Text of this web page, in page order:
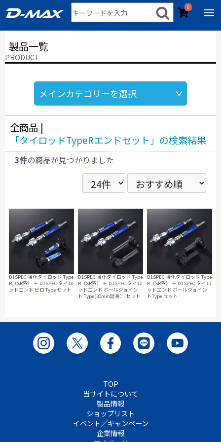
0
製品一覧
PRODUCT
全商品 |
「タイロッドTypeRエンドセット」の検索結果
3件の商品が見つかりました
D1SPEC 強化タイロッド Type
R（SR系） ＋ D1SPEC タイロ
ッドエンド ピロ Type セット
D1SPEC 強化タイロッド Type
R（SR系） ＋ D1SPEC タイロ
ッドエンド ボールジョイン
ト Type(30mm延長） セット
D1SPEC 強化タイロッド Type
R（SR系） ＋ D1SPEC タイロ
ッドエンド ボールジョイン
トType セット
TOP
当サイトについて
製品情報
ショップリスト
イベント／キャンペーン
企業情報